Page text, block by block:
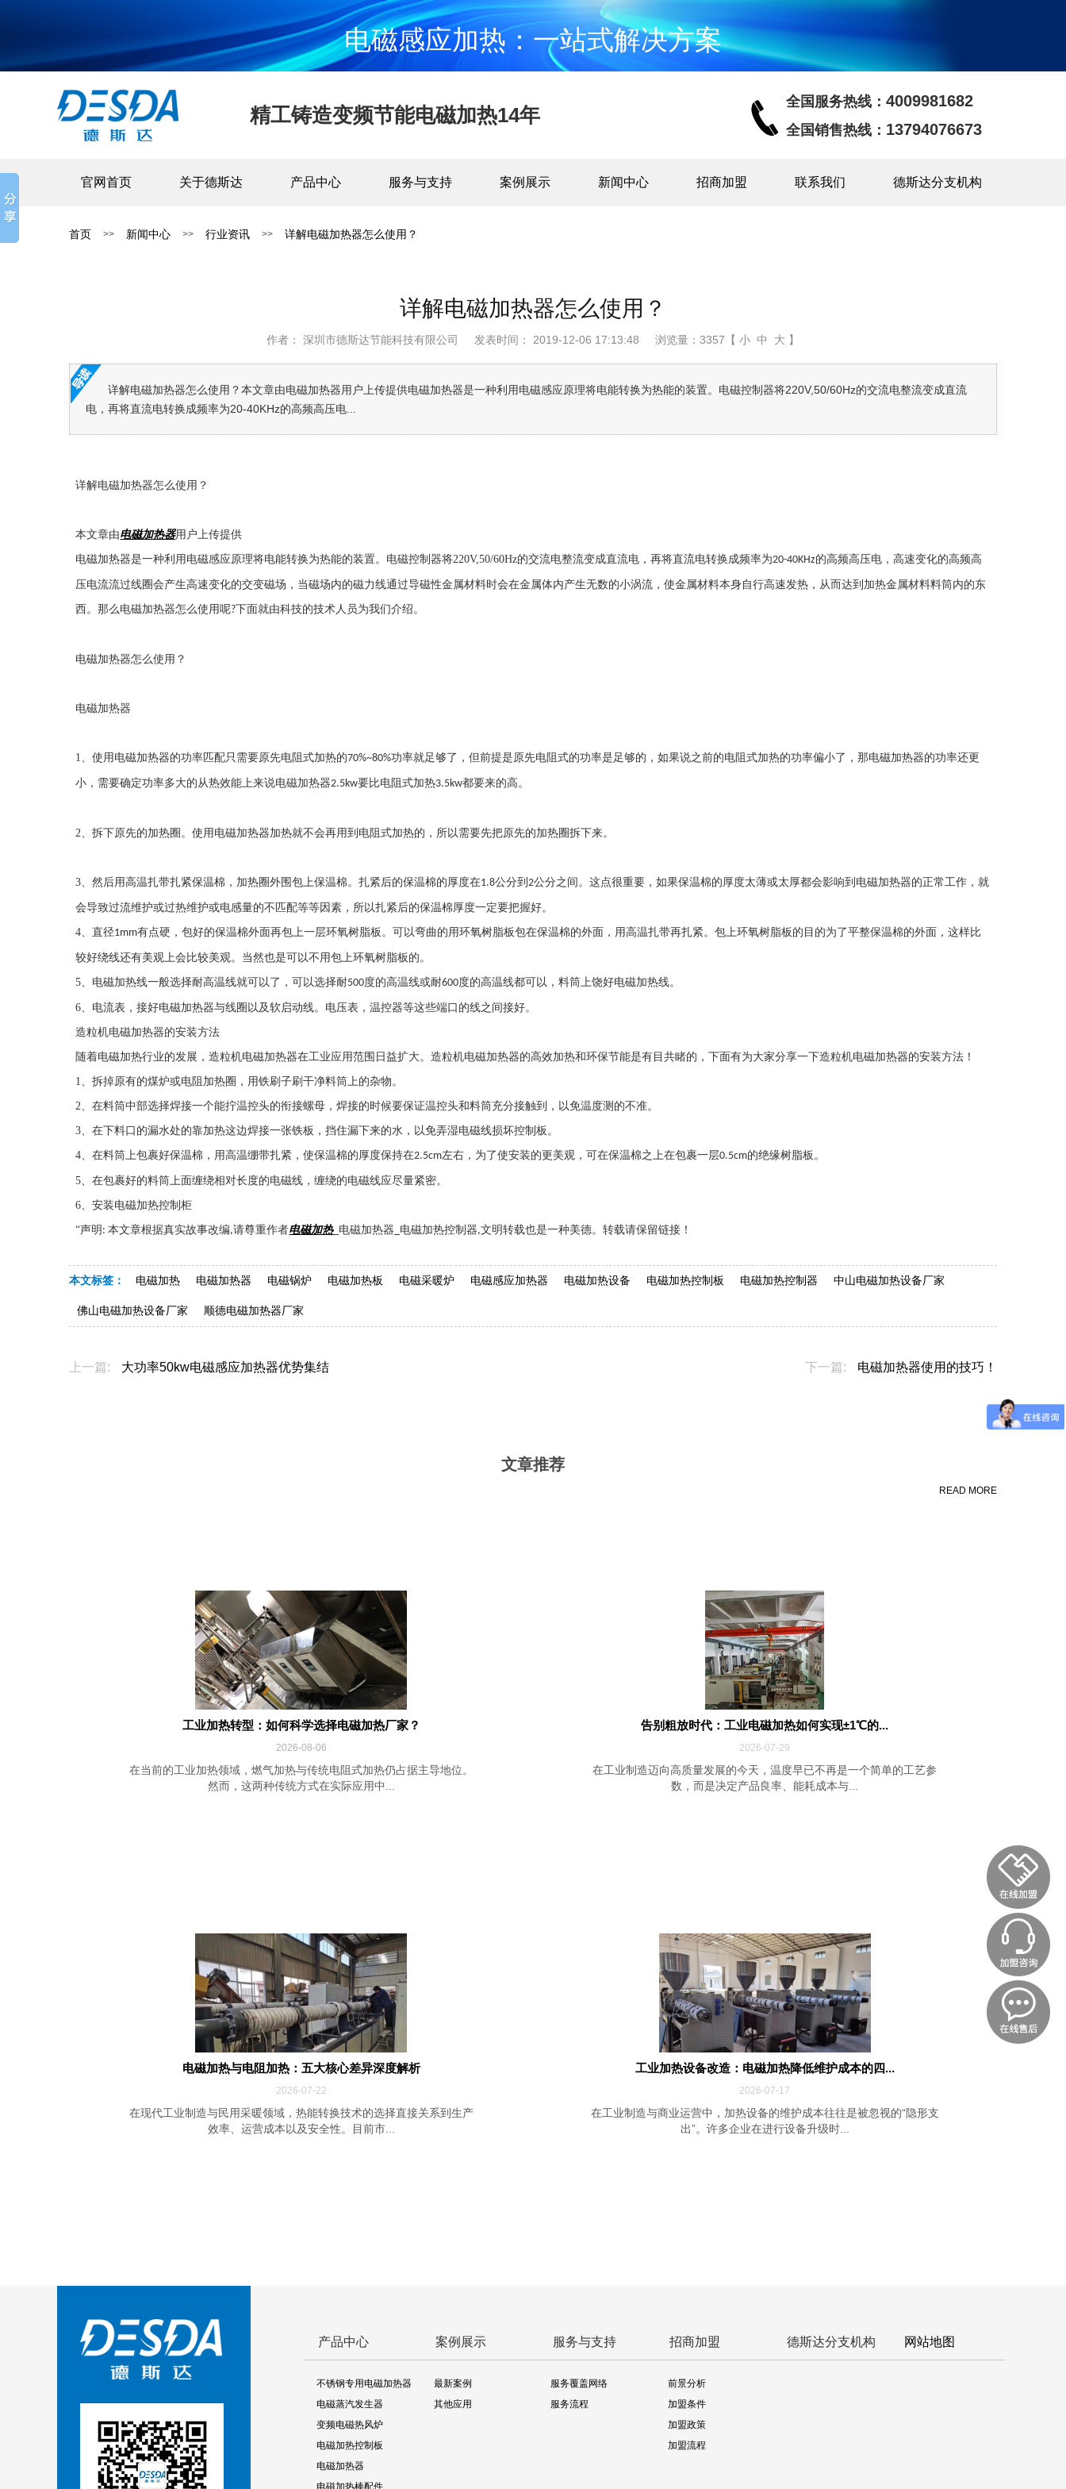
电磁感应加热：一站式解决方案
精工铸造变频节能电磁加热14年
全国服务热线： 4009981682
全国销售热线： 13794076673
官网首页 关于德斯达 产品中心 服务与支持 案例展示 新闻中心 招商加盟 联系我们 德斯达分支机构
首页 >> 新闻中心 >> 行业资讯 >> 详解电磁加热器怎么使用？
详解电磁加热器怎么使用？
作者： 深圳市德斯达节能科技有限公司 发表时间： 2019-12-06 17:13:48 浏览量：3357【 小 中 大 】
详解电磁加热器怎么使用？本文章由电磁加热器用户上传提供电磁加热器是一种利用电磁感应原理将电能转换为热能的装置。电磁控制器将220V,50/60Hz的交流电整流变成直流
电，再将直流电转换成频率为20-40KHz的高频高压电...
详解电磁加热器怎么使用？
本文章由电磁加热器用户上传提供
电磁加热器是一种利用电磁感应原理将电能转换为热能的装置。电磁控制器将220V,50/60Hz的交流电整流变成直流电，再将直流电转换成频率为20-40KHz的高频高压电，高速变化的高频高
压电流流过线圈会产生高速变化的交变磁场，当磁场内的磁力线通过导磁性金属材料时会在金属体内产生无数的小涡流，使金属材料本身自行高速发热，从而达到加热金属材料料筒内的东
西。那么电磁加热器怎么使用呢?下面就由科技的技术人员为我们介绍。
电磁加热器怎么使用？
电磁加热器
1、使用电磁加热器的功率匹配只需要原先电阻式加热的70%~80%功率就足够了，但前提是原先电阻式的功率是足够的，如果说之前的电阻式加热的功率偏小了，那电磁加热器的功率还更
小，需要确定功率多大的从热效能上来说电磁加热器2.5kw要比电阻式加热3.5kw都要来的高。
2、拆下原先的加热圈。使用电磁加热器加热就不会再用到电阻式加热的，所以需要先把原先的加热圈拆下来。
3、然后用高温扎带扎紧保温棉，加热圈外围包上保温棉。扎紧后的保温棉的厚度在1.8公分到2公分之间。这点很重要，如果保温棉的厚度太薄或太厚都会影响到电磁加热器的正常工作，就
会导致过流维护或过热维护或电感量的不匹配等等因素，所以扎紧后的保温棉厚度一定要把握好。
4、直径1mm有点硬，包好的保温棉外面再包上一层环氧树脂板。可以弯曲的用环氧树脂板包在保温棉的外面，用高温扎带再扎紧。包上环氧树脂板的目的为了平整保温棉的外面，这样比
较好绕线还有美观上会比较美观。当然也是可以不用包上环氧树脂板的。
5、电磁加热线一般选择耐高温线就可以了，可以选择耐500度的高温线或耐600度的高温线都可以，料筒上饶好电磁加热线。
6、电流表，接好电磁加热器与线圈以及软启动线。电压表，温控器等这些端口的线之间接好。
造粒机电磁加热器的安装方法
随着电磁加热行业的发展，造粒机电磁加热器在工业应用范围日益扩大。造粒机电磁加热器的高效加热和环保节能是有目共睹的，下面有为大家分享一下造粒机电磁加热器的安装方法！
1、拆掉原有的煤炉或电阻加热圈，用铁刷子刷干净料筒上的杂物。
2、在料筒中部选择焊接一个能拧温控头的衔接螺母，焊接的时候要保证温控头和料筒充分接触到，以免温度测的不准。
3、在下料口的漏水处的靠加热这边焊接一张铁板，挡住漏下来的水，以免弄湿电磁线损坏控制板。
4、在料筒上包裹好保温棉，用高温绷带扎紧，使保温棉的厚度保持在2.5cm左右，为了使安装的更美观，可在保温棉之上在包裹一层0.5cm的绝缘树脂板。
5、在包裹好的料筒上面缠绕相对长度的电磁线，缠绕的电磁线应尽量紧密。
6、安装电磁加热控制柜
“声明 :本文章根据真实故事改编,请尊重作者电磁加热_ 电磁加热器 电磁加热控制器,文明转载也是一种美德。转载请保留链接！
本文标签： 电磁加热 电磁加热器 电磁锅炉 电磁加热板 电磁采暖炉 电磁感应加热器 电磁加热设备 电磁加热控制板 电磁加热控制器 中山电磁加热设备厂家
佛山电磁加热设备厂家 顺德电磁加热器厂家
上一篇: 大功率50kw电磁感应加热器优势集结 下一篇: 电磁加热器使用的技巧！
文章推荐
READ MORE
工业加热转型：如何科学选择电磁加热厂家？
2026-08-06
在当前的工业加热领域，燃气加热与传统电阻式加热仍占据主导地位。
然而，这两种传统方式在实际应用中...
告别粗放时代：工业电磁加热如何实现±1℃的...
2026-07-29
在工业制造迈向高质量发展的今天，温度早已不再是一个简单的工艺参
数，而是决定产品良率、能耗成本与...
电磁加热与电阻加热：五大核心差异深度解析
2026-07-22
在现代工业制造与民用采暖领域，热能转换技术的选择直接关系到生产
效率、运营成本以及安全性。目前市...
工业加热设备改造：电磁加热降低维护成本的四...
2026-07-17
在工业制造与商业运营中，加热设备的维护成本往往是被忽视的“隐形支
出”。许多企业在进行设备升级时...
产品中心
不锈钢专用电磁加热器
电磁蒸汽发生器
变频电磁热风炉
电磁加热控制板
电磁加热器
电磁加热棒配件
案例展示
最新案例
其他应用
服务与支持
服务覆盖网络
服务流程
招商加盟
前景分析
加盟条件
加盟政策
加盟流程
德斯达分支机构 网站地图